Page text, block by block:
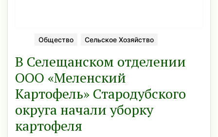
Общество Сельское Хозяйство
В Селещанском отделении
ООО «Меленский
Картофель» Стародубского
округа начали уборку
картофеля